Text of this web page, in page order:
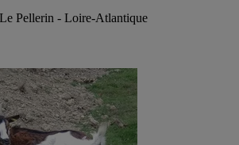
Pellerin - Loire-Atlantique